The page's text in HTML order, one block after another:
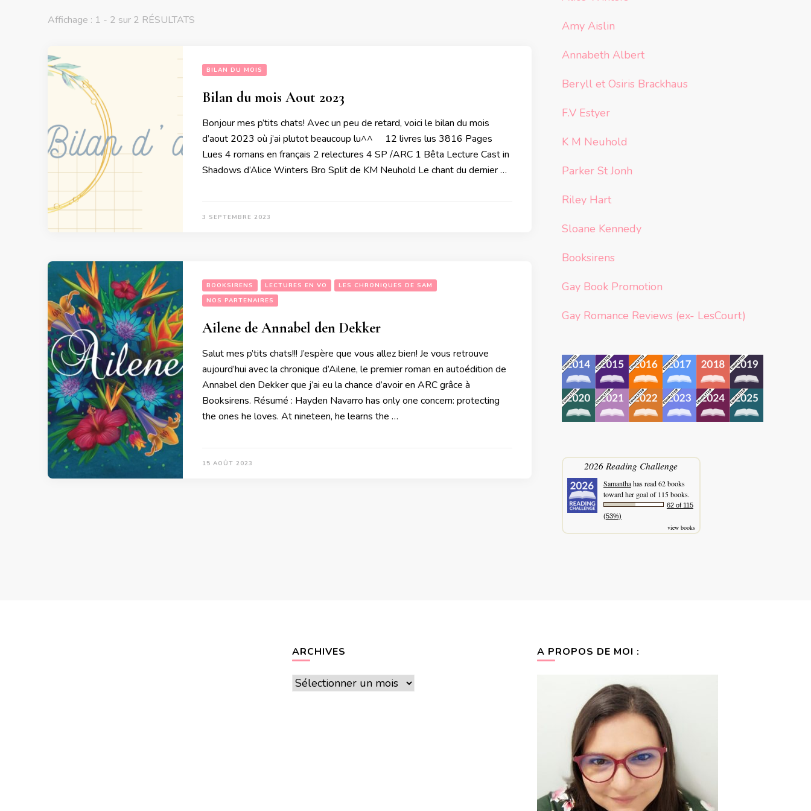
Affichage : 1 - 2 sur 2 RÉSULTATS
BILAN DU MOIS
Bilan du mois Aout 2023
Bonjour mes p’tits chats! Avec un peu de retard, voici le bilan du mois
d’aout 2023 où j’ai plutot beaucoup lu^^ 12 livres lus 3816 Pages
Lues 4 romans en français 2 relectures 4 SP /ARC 1 Bêta Lecture Cast in
Shadows d’Alice Winters Bro Split de KM Neuhold Le chant du dernier …
3 SEPTEMBRE 2023
BOOKSIRENS LECTURES EN VO
LES CHRONIQUES DE SAM
NOS PARTENAIRES
Ailene de Annabel den Dekker
Salut mes p’tits chats!!! J’espère que vous allez bien! Je vous retrouve
aujourd’hui avec la chronique d’Ailene, le premier roman en autoédition de
Annabel den Dekker que j’ai eu la chance d’avoir en ARC grâce à
Booksirens. Résumé : Hayden Navarro has only one concern: protecting
the ones he loves. At nineteen, he learns the …
15 AOÛT 2023
Amy Aislin
Annabeth Albert
Beryll et Osiris Brackhaus
F.V Estyer
K M Neuhold
Parker St Jonh
Riley Hart
Sloane Kennedy
Booksirens
Gay Book Promotion
Gay Romance Reviews (ex- LesCourt)
2026 Reading Challenge
Samanthahas read 62 books
toward her goal of 115 books.
62 of 115
(53%)
view books
ARCHIVES
Archives
A PROPOS DE MOI :